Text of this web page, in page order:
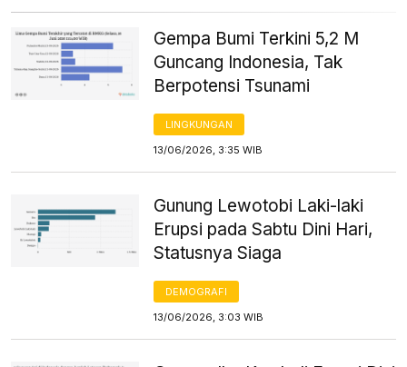
Gempa Bumi Terkini 5,2 M
Guncang Indonesia, Tak
Berpotensi Tsunami
LINGKUNGAN
13/06/2026, 3:35 WIB
Gunung Lewotobi Laki-laki
Erupsi pada Sabtu Dini Hari,
Statusnya Siaga
DEMOGRAFI
13/06/2026, 3:03 WIB